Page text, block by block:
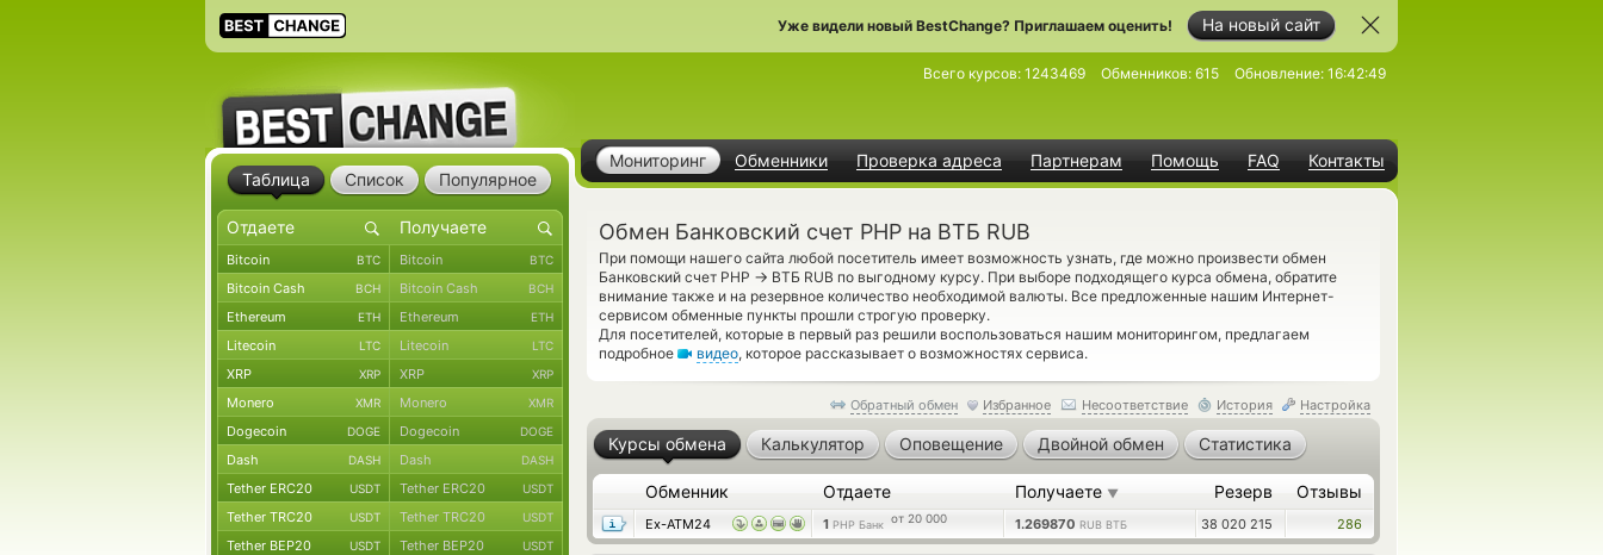
На новый сайт
Уже видели новый BestChange? Приглашаем оценить!
Мониторинг Обменники Проверка адреса Партнерам Помощь FAQ Контакты
Всего курсов: 1243469 Обменников: 615 Обновление: 16:42:49
Обмен Банковский счет PHP на ВТБ RUB
При помощи нашего сайта любой посетитель имеет возможность узнать, где можно произвести обмен
Банковский счет PHP → ВТБ RUB по выгодному курсу. При выборе подходящего курса обмена, обратите
внимание также и на резервное количество необходимой валюты. Все предложенные нашим Интернет-
сервисом обменные пункты прошли строгую проверку.
Для посетителей, которые в первый раз решили воспользоваться нашим мониторингом, предлагаем
подробное
видео, которое рассказывает о возможностях сервиса.
Обратный обмен Избранное Несоответствие История Настройка
Курсы обмена Калькулятор Оповещение Двойной обмен Статистика
Обменник Отдаете Получаете ▼ Резерв Отзывы
Ex-ATM24 1 PHP Банк от 20 000 1.269870 RUB ВТБ 38 020 215 286
Таблица Список Популярное
Bitcoin BTC Bitcoin BTC
Bitcoin Cash BCH Bitcoin Cash BCH
Ethereum ETH Ethereum ETH
Litecoin LTC Litecoin LTC
XRP XRP XRP XRP
Monero XMR Monero XMR
Dogecoin DOGE Dogecoin DOGE
Dash DASH Dash DASH
Tether ERC20 USDT Tether ERC20 USDT
Tether TRC20 USDT Tether TRC20 USDT
Tether BEP20 USDT Tether BEP20 USDT